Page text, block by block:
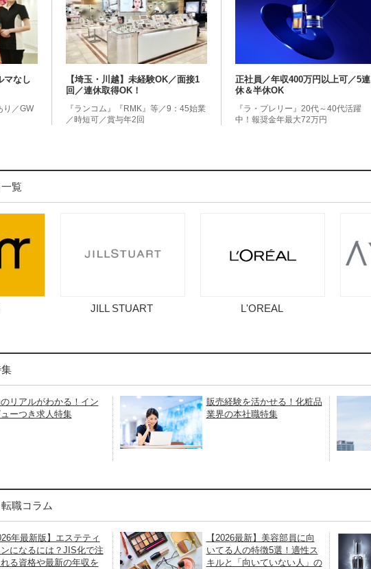
マなし
り／GW
【埼玉・川越】未経験OK／面接1
回／連休取得OK！
『ランコム』『RMK』等／9：45始業
／時短可／賞与年2回
正社員／年収400万円以上可／5連
休＆半休OK
『ラ・プレリー』20代～40代活躍
中！報奨金年最大72万円
覧
JILL STUART L'OREAL
リアルがわかる！イン
ーつき求人特集
販売経験を活かせる！化粧品
業界の本社職特集
職コラム
年最新版】エステティ
になるには？JIS化で注
る資格や最新の年収を
【2026最新】美容部員に向
いてる人の特徴5選！適性ス
キルと「向いていない人」の